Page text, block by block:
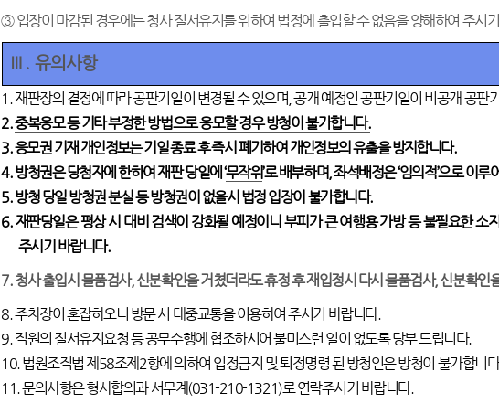
③입장이 마감된 경우에는 청사 질서유지를 위하여 법정에 출입할 수 없음을 양해하여 주시
Ⅲ . 유의사항
1.재판장의 결정에 따라 공판기일이 변경될 수 있으며 ,공개 예정인 공판기일이 비공개 공판
2.중복응모 등 기타 부정한 방법으로 응모할 경우 방청이 불가합니다.
3.응모권 기재 개인정보는 기일 종료 후 즉시 폐기하여 개인정보의 유출을 방지합니다.
4.방청권은 당첨자에 한하여 재판 당일에‘무작위’로 배부하며,좌석배정은‘임의적’으로 이루
5.방청 당일 방청권 분실 등 방청권이 없을시 법정 입장이 불가합니다.
6.재판당일은 평상 시 대비 검색이 강화될 예정이니 부피가 큰 여행용 가방 등 불필요한 소
주시기 바랍니다.
7.청사 출입시 물품검사,신분확인을 거쳤더라도 휴정 후 재입정시 다시 물품검사,신분확인
8.주차장이 혼잡하오니 방문 시 대중교통을 이용하여 주시기 바랍니다.
9.직원의 질서유지요청 등 공무수행에 협조하시어 불미스런 일이 없도록 당부 드립니다.
10.법원조직법 제 58조제 2항에 의하여 입정금지 및 퇴정명령 된 방청인은 방청이 불가합니다
11.문의사항은 형사합의과 서무계 (031-210-1321)로 연락주시기 바랍니다.